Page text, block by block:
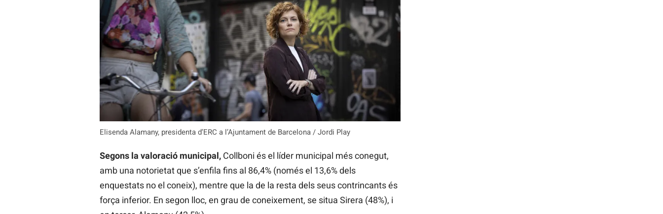
Elisenda Alamany, presidenta d’ERC a l’Ajuntament de Barcelona / Jordi Play
Segons la valoració municipal, Collboni és el líder municipal més conegut,
amb una notorietat que s’enfila fins al 86,4% (només el 13,6% dels
enquestats no el coneix), mentre que la de la resta dels seus contrincants és
força inferior. En segon lloc, en grau de coneixement, se situa Sirera (48%), i